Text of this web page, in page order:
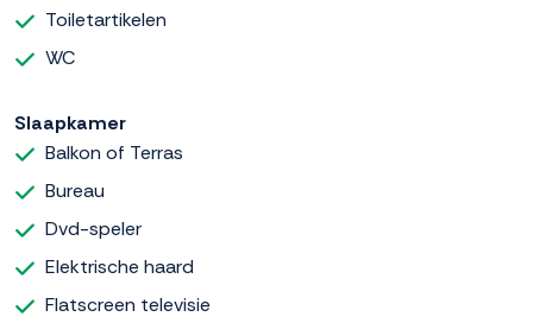
Toiletartikelen
WC
Slaapkamer
Balkon of Terras
Bureau
Dvd-speler
Elektrische haard
Flatscreen televisie